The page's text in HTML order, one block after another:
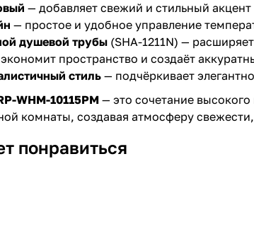
— добавляет свежий и стильный
— простое и удобное управление
душевой трубы (SHA-1211N) —
пространство и создаёт
стиль — подчёркивает
WHM-10115PM — это сочетание
комнаты, создавая атмосферу
понравиться